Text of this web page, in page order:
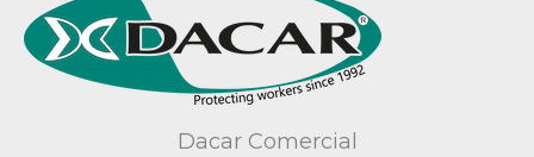
Dacar Comercial